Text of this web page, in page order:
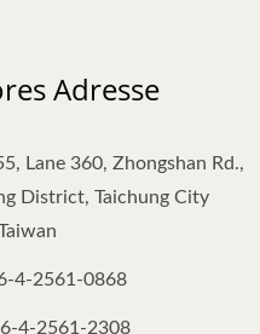
Adresse
Lane 360, Zhongshan Rd.,
District, Taichung City
4-2561-0868
4-2561-2308